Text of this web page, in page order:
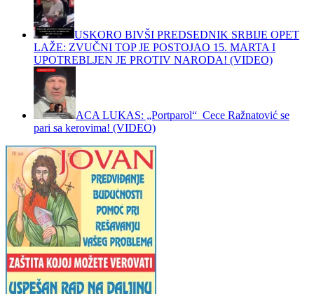
USKORO BIVŠI PREDSEDNIK SRBIJE OPET
LAŽE: ZVUČNI TOP JE POSTOJAO 15. MARTA I
UPOTREBLJEN JE PROTIV NARODA! (VIDEO)
ACA LUKAS: „Portparol“ Cece Ražnatović se
pari sa kerovima! (VIDEO)